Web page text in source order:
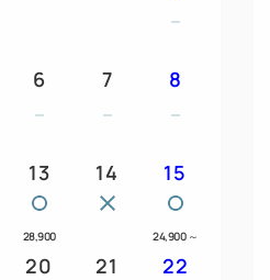
※写
※朝
（
営
◆駐
秋
6 7 8
13
28,900
14 15
24,900 ～
20 21 22